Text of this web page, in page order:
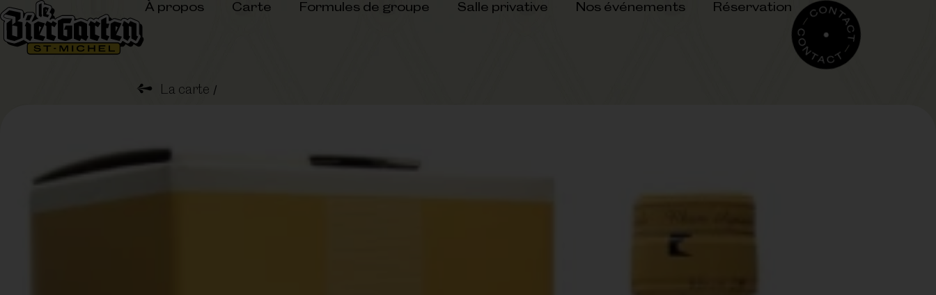
À propos Carte Formules de groupe Salle privative Nos événements Réservation
➺ La carte /